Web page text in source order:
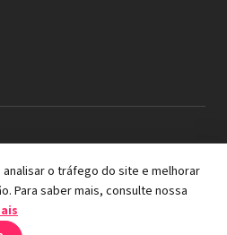
DE DADOS EM SUA
o tráfego do site e melhorar
Para saber mais, consulte nossa